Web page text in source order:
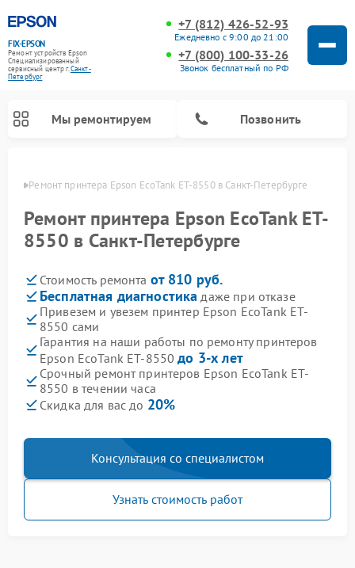
FIX-EPSON
Ремонт устройств Epson
Специализированный
cервисный центр г.Санкт-
Петербург
+7 (812) 426-52-93
Ежедневно с 9:00 до 21:00
+7 (800) 100-33-26
Звонок бесплатный по РФ
Мы ремонтируем Позвонить
Ремонт принтера Epson EcoTank ET-8550 в Санкт-Петербурге
Ремонт принтера Epson EcoTank ET-
8550 в Санкт-Петербурге
Стоимость ремонта от 810 руб.
Бесплатная диагностика даже при отказе
Привезем и увезем принтер Epson EcoTank ET-
8550 сами
Гарантия на наши работы по ремонту принтеров
Epson EcoTank ET-8550до 3-х лет
Срочный ремонт принтеров Epson EcoTank ET-
8550 в течении часа
Скидка для вас до 20%
Консультация со специалистом
Узнать стоимость работ